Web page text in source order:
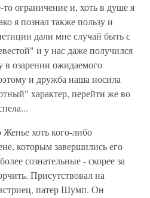
ограничение и, хоть в душе я
я познал также пользу и
дали мне случай быть с
и у нас даже получился
в озарении ожидаемого
и дружба наша носила
характер, перейти же во
хоть кого-либо
которым завершились его
сознательные - скорее за
Присутствовал на
патер Шумп. Он